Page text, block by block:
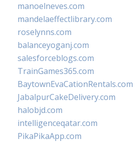
manoelneves.com
mandelaeffectlibrary.com
roselynns.com
balanceyoganj.com
salesforceblogs.com
TrainGames365.com
BaytownEvaCationRentals.com
JabalpurCakeDelivery.com
halobjd.com
intelligenceqatar.com
PikaPikaApp.com